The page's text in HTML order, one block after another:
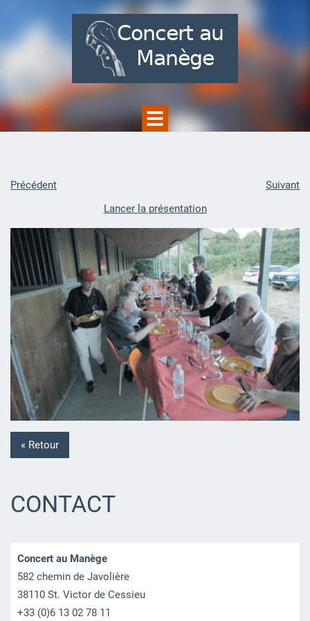
Précédent
Suivant
Lancer la présentation
« Retour
CONTACT
Concert au Manège
582 chemin de Javolière
38110 St. Victor de Cessieu
+33 (0)6 13 02 78 11